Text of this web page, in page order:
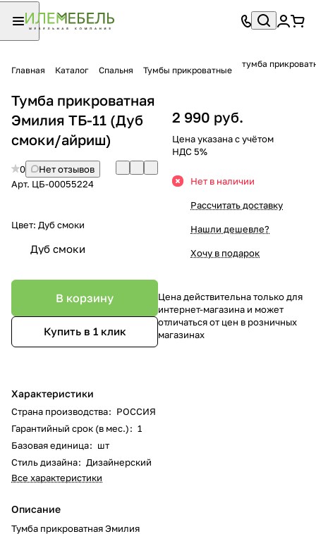
Главная Каталог Спальня Тумбы прикроватные
тумба
Тумба прикроватная
Эмилия ТБ-11 (Дуб
смоки/айриш)
0
Нет отзывов
Арт. ЦБ-00055224
Цвет: Дуб смоки
Дуб смоки
В корзину
Купить в 1 клик
Характеристики
Страна производства: РОССИЯ
Гарантийный срок (в мес.): 1
Базовая единица: шт
Стиль дизайна: Дизайнерский
Все характеристики
Описание
Тумба прикроватная Эмилия
2 990 руб.
Цена указана с учётом
НДС 5%
Нет в наличии
Рассчитать доставку
Нашли дешевле?
Хочу в подарок
Цена действительна только для
интернет-магазина и может
отличаться от цен в розничных
магазинах